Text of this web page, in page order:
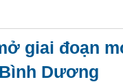
giai đoạn
Dương